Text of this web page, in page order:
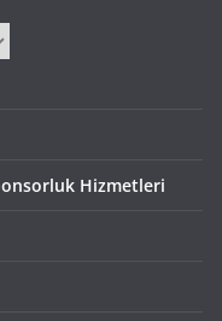
Hizmetleri